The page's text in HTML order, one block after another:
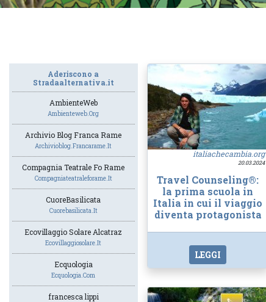
Aderiscono a
Stradaalternativa.it
AmbienteWeb
Ambienteweb.org
Archivio Blog Franca Rame
Archivioblog.francarame.it
Compagnia Teatrale Fo Rame
Compagniateatraleforame.it
CuoreBasilicata
Cuorebasilicata.it
Ecovillaggio Solare Alcatraz
Ecovillaggiosolare.it
Ecquologia
Ecquologia.com
francesca lippi
italiachecambia.org
20.03.2024
Travel Counseling®:
la prima scuola in
Italia in cui il viaggio
diventa protagonista
LEGGI